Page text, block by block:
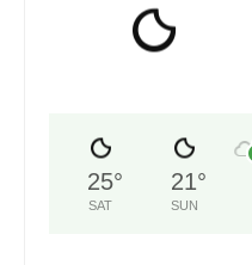
25°
SAT
21°
SUN